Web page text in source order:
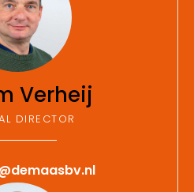
Verheij
DIRECTOR